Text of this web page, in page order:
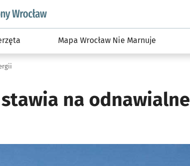
podserwis: Środowisko we Wrocławiu
Mapa Wrocław Nie Marnuje
na odnawialne